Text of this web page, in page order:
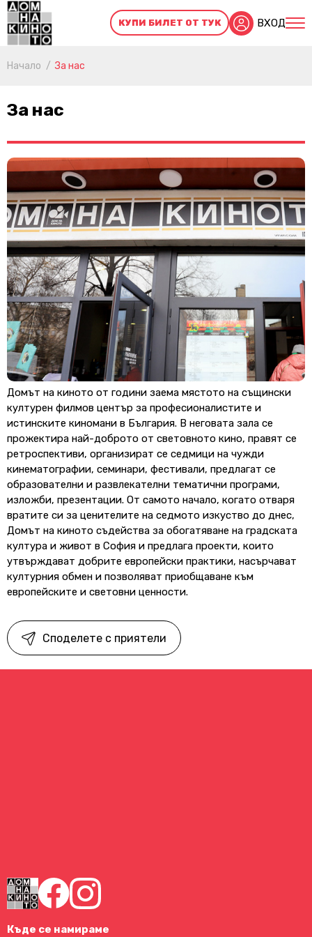
КУПИ БИЛЕТ ОТ ТУК ВХОД
Начало За нас
За нас
Домът на киното от години заема мястото на същински
културен филмов център за професионалистите и
истинските киномани в България. В неговата зала се
прожектира най-доброто от световното кино, правят се
ретроспективи, организират се седмици на чужди
кинематографии, семинари, фестивали, предлагат се
образователни и развлекателни тематични програми,
изложби, презентации. От самото начало, когато отваря
вратите си за ценителите на седмото изкуство до днес,
Домът на киното съдейства за обогатяване на градската
култура и живот в София и предлага проекти, които
утвърждават добрите европейски практики, насърчават
културния обмен и позволяват приобщаване към
европейските и световни ценности.
Споделете с приятели
Къде се намираме